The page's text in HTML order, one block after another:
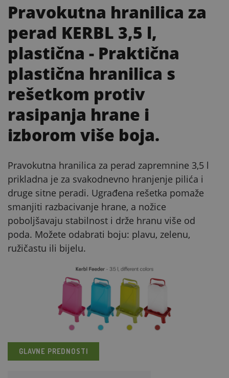
Pravokutna hranilica za
perad KERBL 3,5 l,
plastična - Praktična
plastična hranilica s
rešetkom protiv
rasipanja hrane i
izborom više boja.
Pravokutna hranilica za perad zapremnine 3,5 l
prikladna je za svakodnevno hranjenje pilića i
druge sitne peradi. Ugrađena rešetka pomaže
smanjiti razbacivanje hrane, a nožice
poboljšavaju stabilnost i drže hranu više od
poda. Možete odabrati boju: plavu, zelenu,
ružičastu ili bijelu.
GLAVNE PREDNOSTI